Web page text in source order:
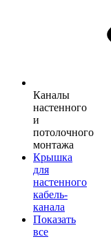
Каналы
настенного
и
потолочного
монтажа
Крышка
для
настенного
кабель-
канала
Показать
все